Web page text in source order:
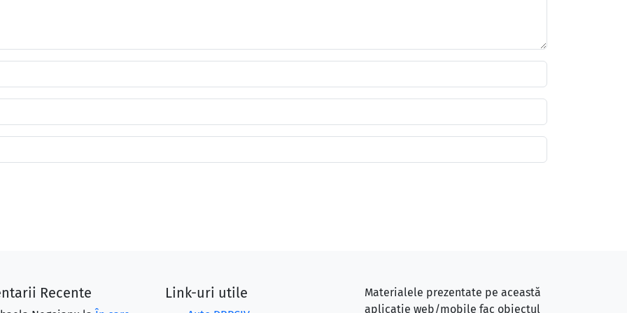
Recente Link-uri utile
Materialele prezentate pe această
aplicație web/mobile fac obiectul